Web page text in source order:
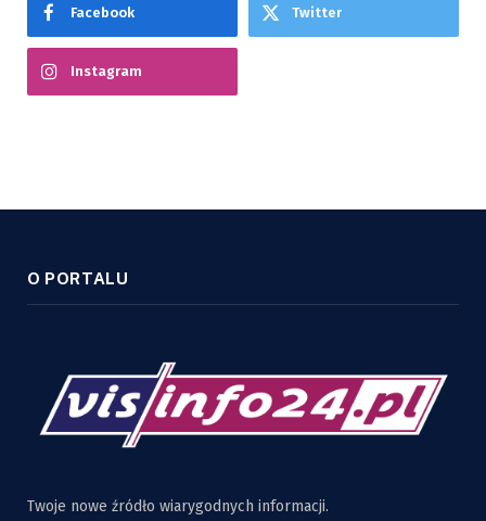
Facebook Twitter
Instagram
O PORTALU
Twoje nowe źródło wiarygodnych informacji.